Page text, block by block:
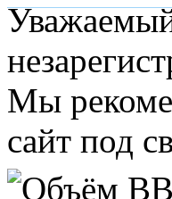
Мы
сайт под